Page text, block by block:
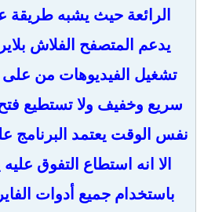
الرائعة حيث يشبه طريقة
يدعم المتصفح الفلاش
تشغيل الفيديوهات من على
سريع وخفيف ولا تستطيع
نفس الوقت يعتمد البرنامج
الا انه استطاع التفوق
باستخدام جميع أدوات